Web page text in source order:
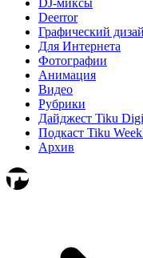
DJ-миксы
Deerror
Графический
Для Интернета
Фотографии
Анимация
Видео
Рубрики
Дайджест Tiku
Подкаст Tiku
Архив